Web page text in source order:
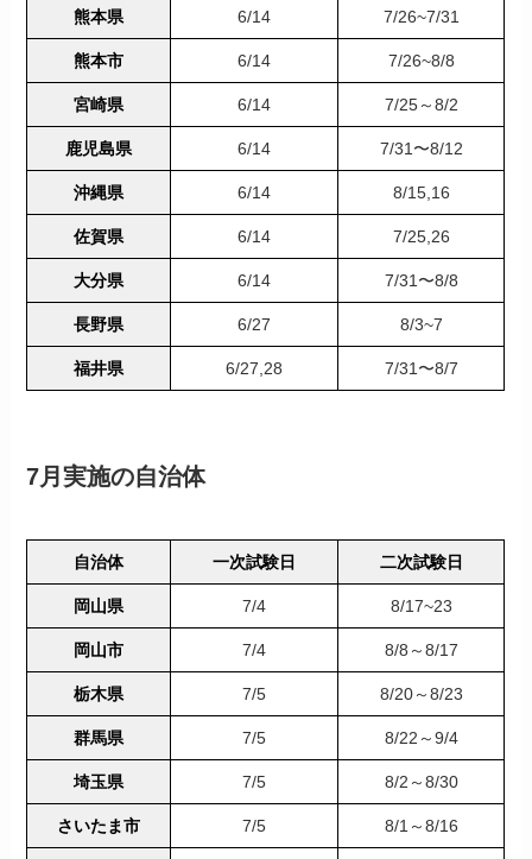
熊本県 6/14 7/26~7/31
熊本市 6/14 7/26~8/8
宮崎県 6/14 7/25～8/2
鹿児島県 6/14 7/31〜8/12
沖縄県 6/14 8/15,16
佐賀県 6/14 7/25,26
大分県 6/14 7/31〜8/8
長野県 6/27 8/3~7
福井県 6/27,28 7/31〜8/7
7月実施の自治体
自治体 一次試験日 二次試験日
岡山県 7/4 8/17~23
岡山市 7/4 8/8～8/17
栃木県 7/5 8/20～8/23
群馬県 7/5 8/22～9/4
埼玉県 7/5 8/2～8/30
さいたま市 7/5 8/1～8/16